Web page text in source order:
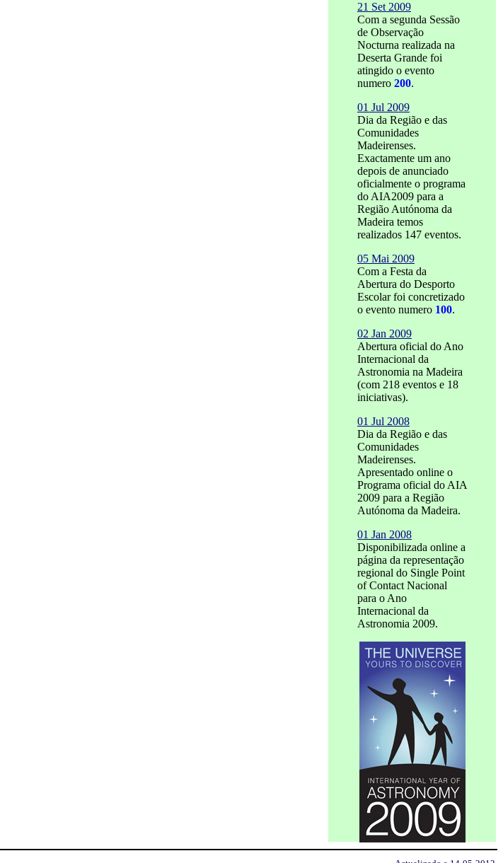
21 Set 2009
Com a segunda Sessão
de Observação
Nocturna realizada na
Deserta Grande foi
atingido o evento
numero 200.
01 Jul 2009
Dia da Região e das
Comunidades
Madeirenses.
Exactamente um ano
depois de anunciado
oficialmente o programa
do AIA2009 para a
Região Autónoma da
Madeira temos
realizados 147 eventos.
05 Mai 2009
Com a Festa da
Abertura do Desporto
Escolar foi concretizado
o evento numero 100.
02 Jan 2009
Abertura oficial do Ano
Internacional da
Astronomia na Madeira
(com 218 eventos e 18
iniciativas).
01 Jul 2008
Dia da Região e das
Comunidades
Madeirenses.
Apresentado online o
Programa oficial do AIA
2009 para a Região
Autónoma da Madeira.
01 Jan 2008
Disponibilizada online a
página da representação
regional do Single Point
of Contact Nacional
para o Ano
Internacional da
Astronomia 2009.